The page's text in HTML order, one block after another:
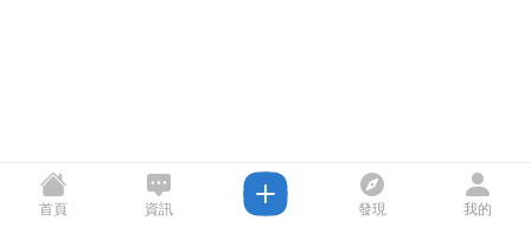
首頁 資訊 發現 我的